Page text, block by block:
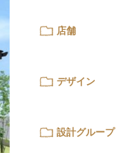
店舗
デザイン
設計グループ